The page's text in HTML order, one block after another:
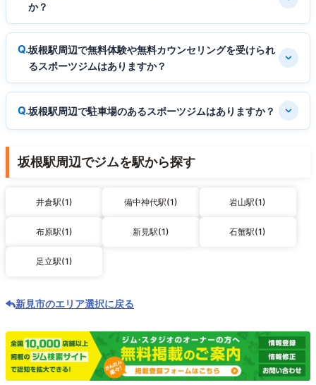
か？
坂根駅周辺で無料体験や無料カウンセリングを受けられ
るスポーツジムはありますか？
坂根駅周辺で駐車場のあるスポーツジムはありますか？
坂根駅周辺でジムを駅から探す
井倉駅(1) 備中神代駅(1) 岩山駅(1)
布原駅(1) 新見駅(1) 石蟹駅(1)
足立駅(1)
新見市のエリア選択に戻る